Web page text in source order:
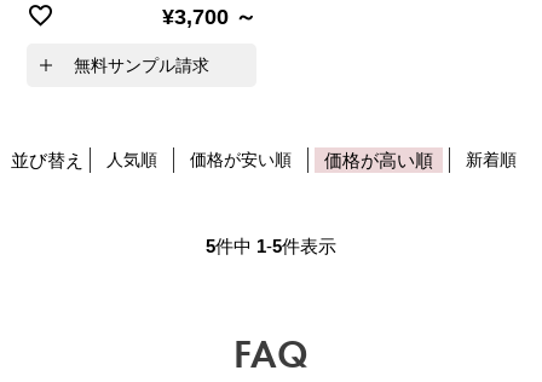
¥3,700
無料サンプル請求
並び替え 人気順 価格が安い順 価格が高い順 新着順
5件中 1-5件表示
FAQ